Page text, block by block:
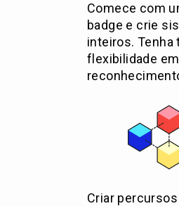
Comece com
badge e crie
inteiros. Tenha
flexibilidade em
Criar